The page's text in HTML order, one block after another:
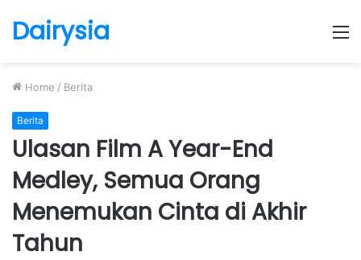
Dairysia
Home / Berita
Berita
Ulasan Film A Year-End
Medley, Semua Orang
Menemukan Cinta di Akhir
Tahun